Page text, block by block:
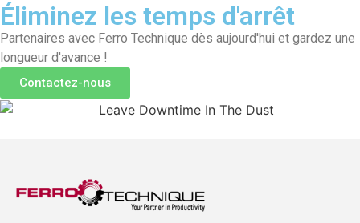
Éliminez les temps d'arrêt
Partenaires avec Ferro Technique dès aujourd'hui et gardez une
longueur d'avance !
Contactez-nous